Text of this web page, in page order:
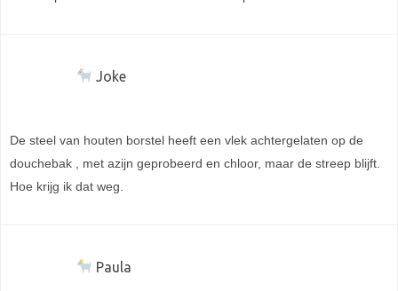
Joke
De steel van houten borstel heeft een vlek achtergelaten op de
douchebak , met azijn geprobeerd en chloor, maar de streep blijft.
Hoe krijg ik dat weg.
Paula